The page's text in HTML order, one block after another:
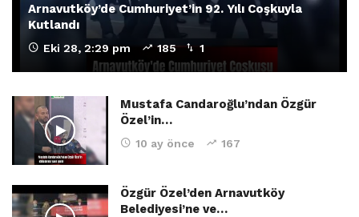
Arnavutköy’de Cumhuriyet’in 92. Yılı Coşkuyla
Kutlandı
Eki 28, 2:29 pm 185 1
Mustafa Candaroğlu’ndan Özgür
Özel’in…
10 ay önce 167
Özgür Özel’den Arnavutköy
Belediyesi’ne ve…